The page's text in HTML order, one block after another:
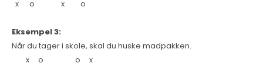
x o x o
Eksempel 3:
Når du tager i skole, skal du huske madpakken.
x o o x